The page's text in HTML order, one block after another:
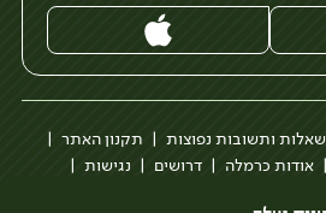
שאלות ותשובות נפוצות
תקנון האתר
אודות כרמלה דרושים
נגישות